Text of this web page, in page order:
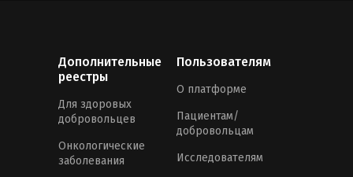
Дополнительные
реестры
Для здоровых
добровольцев
Онкологические
заболевания
Пользователям
О платформе
Пациентам/
добровольцам
Исследователям